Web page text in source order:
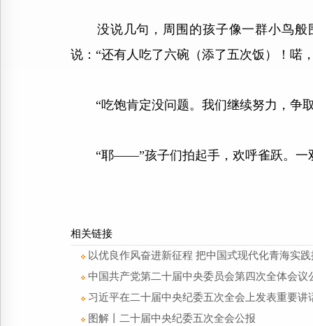
没说几句，周围的孩子像一群小鸟般
说：“还有人吃了六碗（添了五次饭）！喏
“吃饱肯定没问题。我们继续努力，争
“耶——”孩子们拍起手，欢呼雀跃。一双
相关链接
以优良作风奋进新征程 把中国式现代化青海实
中国共产党第二十届中央委员会第四次全体会议
习近平在二十届中央纪委五次全会上发表重要
图解丨二十届中央纪委五次全会公报